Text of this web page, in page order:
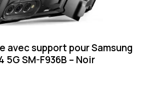
avec support pour Samsung
5G SM-F936B – Noir